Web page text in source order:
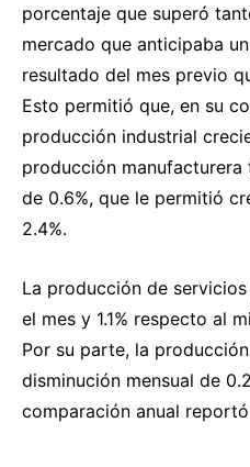
porcentaje que superó
mercado que anticipaba
resultado del mes previo
Esto permitió que, en su
producción industrial
producción manufacturera
de 0.6%, que le permitió
2.4%.
La producción de
el mes y 1.1% respecto al
Por su parte, la
disminución mensual de
comparación anual